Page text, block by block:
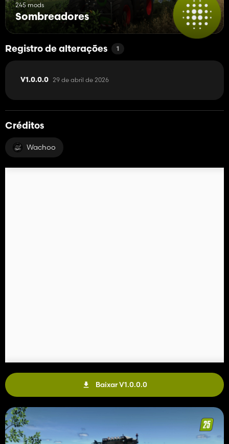
245 mods
Sombreadores
Registro de alterações 1
V1.0.0.0 29 de abril de 2026
Créditos
Wachoo
Baixar V1.0.0.0